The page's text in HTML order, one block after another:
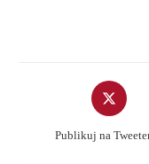
Opens
in
new
Publikuj na